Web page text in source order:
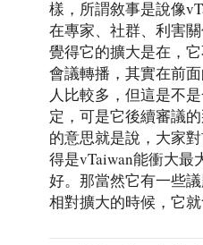
樣，所謂敘事是說像
在專家、社群、利害
覺得它的擴大是在，
會議轉播，其實在前
人比較多，但這是不
定，可是它後續審議
的意思就是說，大家
得是vTaiwan能衝大最
好。那當然它有一些
相對擴大的時候，它就